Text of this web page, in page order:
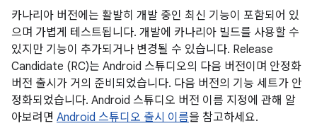
카나리아 버전에는 활발히 개발 중인 최신 기능이 포함되어 있
으며 가볍게 테스트됩니다. 개발에 카나리아 빌드를 사용할 수
있지만 기능이 추가되거나 변경될 수 있습니다. Release
Candidate (RC)는 Android 스튜디오의 다음 버전이며 안정화
버전 출시가 거의 준비되었습니다. 다음 버전의 기능 세트가 안
정화되었습니다. Android 스튜디오 버전 이름 지정에 관해 알
아보려면 Android 스튜디오 출시 이름을 참고하세요.